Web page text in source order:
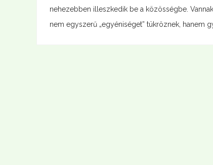
nehezebben illeszkedik be a közösségbe.
nem egyszerű „egyéniséget” tükröznek, hanem